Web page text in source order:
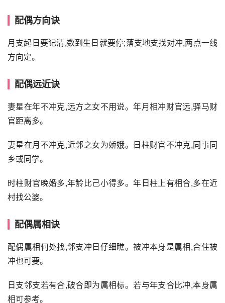
配偶方向诀
月支起日要记清,数到生日就要停;落支地支找对冲,两点一线
方向定。
配偶远近诀
妻星在年不冲克,远方之女不用说。年月相冲财官远,驿马财
官距离多。
妻星在月不冲克,近邻之女为娇娥。日柱财官不冲克,同事同
乡或同学。
时柱财官晚婚多,年龄比己小得多。年日柱上有相合,多在近
村找公婆。
配偶属相诀
配偶属相何处找,邻支冲日仔细瞧。被冲本身是属相,合住被
冲也可要。
日支邻支若有合,破合即为属相标。若与年支合比冲,本身属
相可参考。